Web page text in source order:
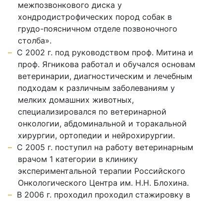
межпозвонкового диска у
хондродистрофических пород собак в
грудо-поясничном отделе позвоночного
столба».
С 2002 г. под руководством проф. Митина и
проф. Ягникова работал и обучался основам
ветеринарии, диагностическим и лечебным
подходам к различным заболеваниям у
мелких домашних животных,
специализировался по ветеринарной
онкологии, абдоминальной и торакальной
хирургии, ортопедии и нейрохирургии.
С 2005 г. поступил на работу ветеринарным
врачом 1 категории в клинику
экспериментальной терапии Российского
Онкологического Центра им. Н.Н. Блохина.
В 2006 г. проходил проходил стажировку в